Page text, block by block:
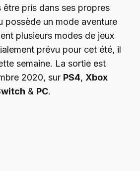
être pris dans ses propres
possède un mode aventure
plusieurs modes de jeux
prévu pour cet été, il
semaine. La sortie est
2020, sur PS4, Xbox
& PC.